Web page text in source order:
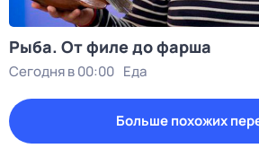
Рыба. От филе до фарша
Сегодня в 00:00 Еда
Больше похожих